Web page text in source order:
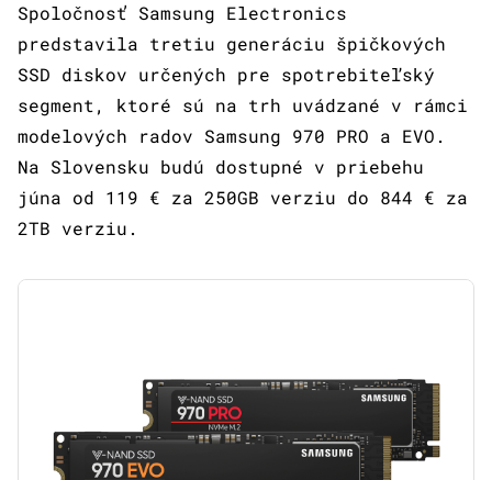
Spoločnosť Samsung Electronics
predstavila tretiu generáciu špičkových
SSD diskov určených pre spotrebiteľský
segment, ktoré sú na trh uvádzané v rámci
modelových radov Samsung 970 PRO a EVO.
Na Slovensku budú dostupné v priebehu
júna od 119 € za 250GB verziu do 844 € za
2TB verziu.